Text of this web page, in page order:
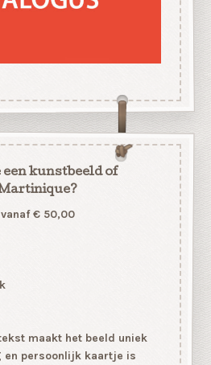
een kunstbeeld of
€ 50,00
maakt het beeld uniek
en persoonlijk kaartje is